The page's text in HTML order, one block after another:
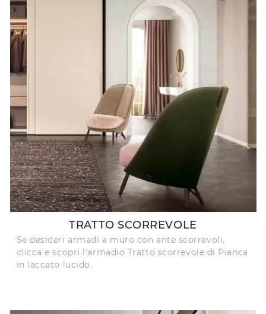
TRATTO SCORREVOLE
Se desideri armadi a muro con ante scorrevoli,
clicca e scopri l'armadio Tratto scorrevole di Pianca
in laccato lucido.